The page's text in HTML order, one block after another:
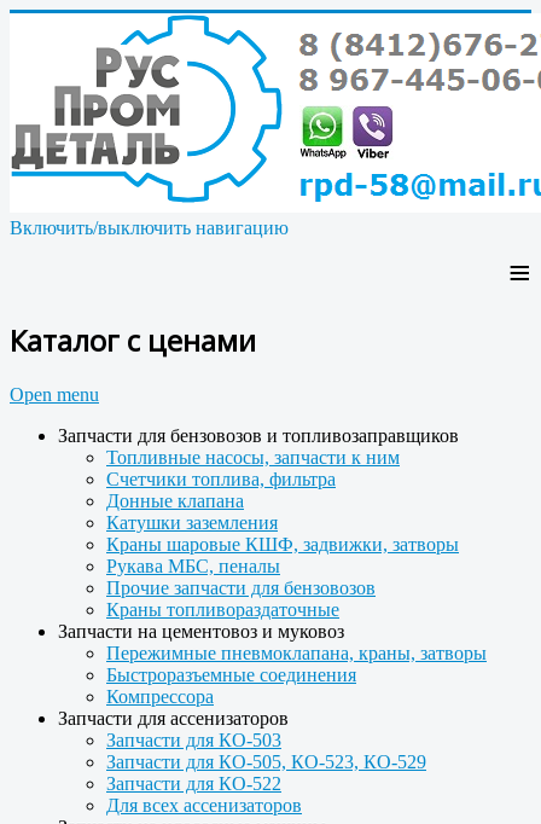
Включить/выключить навигацию
≡
Каталог с ценами
Open menu
Запчасти для бензовозов и топливозаправщиков
Топливные насосы, запчасти к ним
Счетчики топлива, фильтра
Донные клапана
Катушки заземления
Краны шаровые КШФ, задвижки, затворы
Рукава МБС, пеналы
Прочие запчасти для бензовозов
Краны топливораздаточные
Запчасти на цементовоз и муковоз
Пережимные пневмоклапана, краны, затворы
Быстроразъемные соединения
Компрессора
Запчасти для ассенизаторов
Запчасти для КО-503
Запчасти для КО-505, КО-523, КО-529
Запчасти для КО-522
Для всех ассенизаторов